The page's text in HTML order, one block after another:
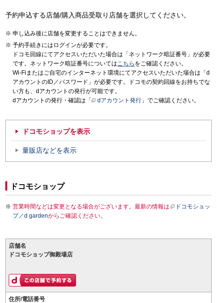
予約申込する店舗/購入商品受取り店舗を選択してください。
申し込み後に店舗を変更することはできません。
予約手続きにはログインが必要です。
ドコモ回線にてアクセスいただいた場合は「ネットワーク暗証番号」が必要
です。ネットワーク暗証番号についてはこちら をご確認ください。
Wi-Fiまたはご自宅のインターネット環境にてアクセスいただいた場合は「d
アカウントのID／パスワード」が必要です。ドコモの契約回線をお持ちでな
い方も、dアカウントの発行が可能です。
dアカウントの発行・確認は「
dアカウント発行 」でご確認ください。
ドコモショップを表示
量販店などを表示
ドコモショップ
営業時間などは変更となる場合がございます。最新の情報は
ドコモショッ
プ／d gardenからご確認ください。
店舗名
ドコモショップ御殿場店
住所/電話番号